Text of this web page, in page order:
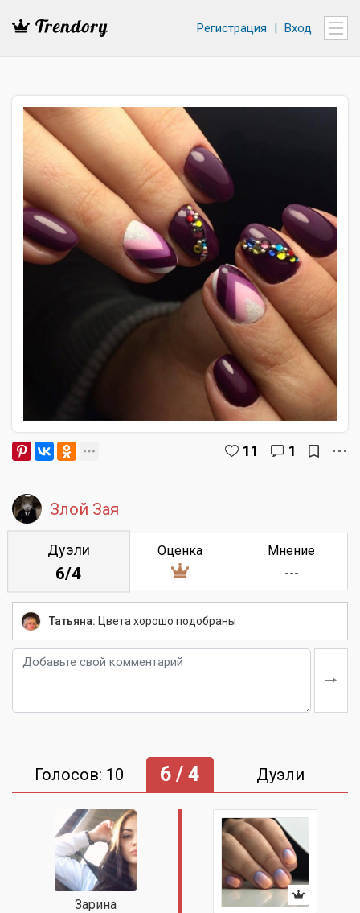
Регистрация | Вход
11 1
Злой Зая
Дуэли
6/4
Оценка Мнение
---
Татьяна: Цвета хорошо подобраны
Голосов: 10 6 / 4 Дуэли
Зарина